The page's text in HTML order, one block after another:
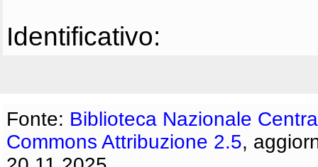
Identificativo:
Fonte: Biblioteca Nazionale
Commons Attribuzione 2.5,